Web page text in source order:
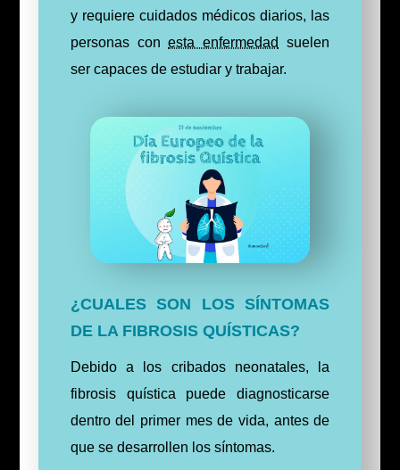
y requiere cuidados médicos diarios, las
personas conesta enfermedad
suelen
ser capaces de estudiar y trabajar.
¿CUALES SON LOS SÍNTOMAS
DE LA FIBROSIS QUÍSTICAS?
Debido a los cribados neonatales, la
fibrosis quística puede diagnosticarse
dentro del primer mes de vida, antes de
que se desarrollen los síntomas.